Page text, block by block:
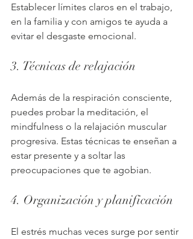
Establecer límites claros en el trabajo,
en la familia y con amigos te ayuda a
evitar el desgaste emocional.
3. Técnicas de relajación
Además de la respiración consciente,
puedes probar la meditación, el
mindfulness o la relajación muscular
progresiva. Estas técnicas te enseñan a
estar presente y a soltar las
preocupaciones que te agobian.
4. Organización y planificación
El estrés muchas veces surge por sentir